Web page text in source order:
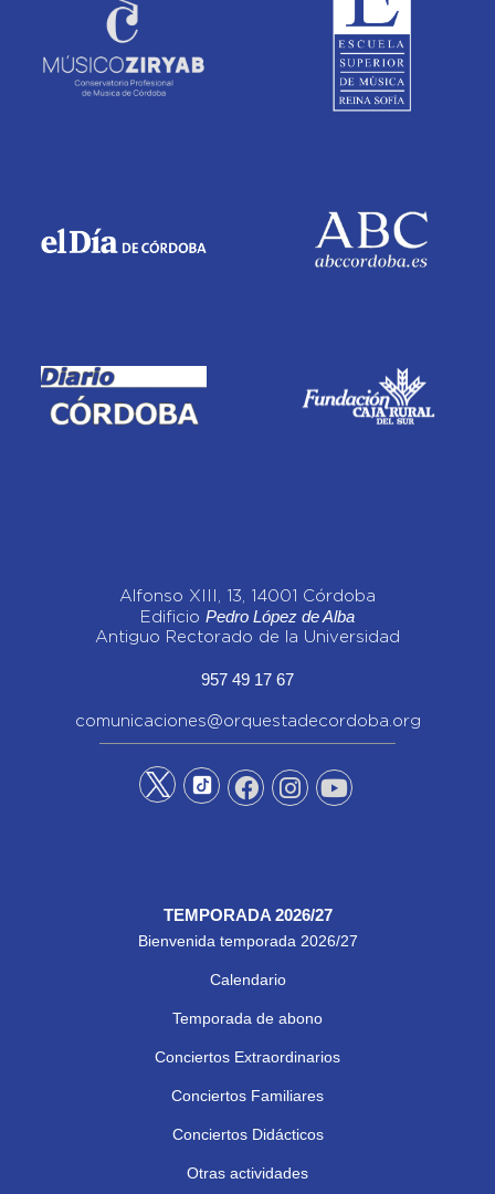
Alfonso XIII, 13, 14001 Córdoba
Edificio Pedro López de Alba
Antiguo Rectorado de la Universidad
957 49 17 67
comunicaciones@orquestadecordoba.org
TEMPORADA 2026/27
Bienvenida temporada 2026/27
Calendario
Temporada de abono
Conciertos Extraordinarios
Conciertos Familiares
Conciertos Didácticos
Otras actividades